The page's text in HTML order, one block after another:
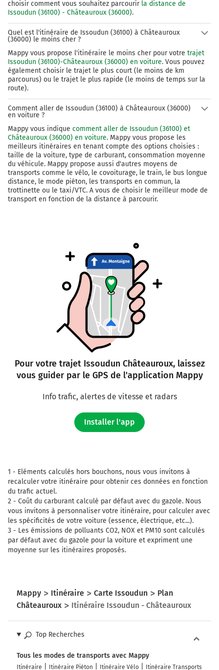
choisir comment vous souhaitez parcourir la distance de
Issoudun (36100) - Châteauroux (36000).
Quel est l'itinéraire de Issoudun (36100) à Châteauroux
(36000) le moins cher ?
Mappy vous propose l'itinéraire le moins cher pour votre trajet
Issoudun (36100)-Châteauroux (36000) en voiture. Vous pouvez
également choisir le trajet le plus court (le moins de km
parcourus) ou le trajet le plus rapide (le moins de temps sur la
route).
Comment aller de Issoudun (36100) à Châteauroux (36000)
en voiture ?
Mappy vous indique comment aller de Issoudun (36100) et
Châteauroux (36000) en voiture. Mappy vous propose les
meilleurs itinéraires en tenant compte des options choisies :
taille de la voiture, type de carburant, consommation moyenne
du véhicule. Mappy propose aussi d'autres moyens de
transports comme le vélo, le covoiturage, le train, le bus longue
distance, le mode piéton, les transports en commun, la
trottinette ou le taxi/VTC. A vous de choisir le meilleur mode de
transport en fonction de la distance à parcourir.
Pour votre trajet Issoudun Châteauroux, laissez
vous guider par le GPS de l'application Mappy
Info trafic, alertes de vitesse et radars
Installer l'app
1 - Eléments calculés hors bouchons, nous vous invitons à
recalculer votre itinéraire pour obtenir ces données en fonction
du trafic actuel.
2 - Coût du carburant calculé par défaut avec du gazole. Nous
vous invitons à personnaliser votre itinéraire, pour calculer avec
les spécificités de votre voiture (essence, électrique, etc...).
3 - Les émissions de polluants CO2, NOX et PM10 sont calculés
par défaut avec du gazole pour la voiture et expriment une
moyenne sur les itinéraires proposés.
Mappy Itinéraire Carte Issoudun
Plan
Châteauroux
Itinéraire Issoudun - Châteauroux
Top Recherches
Tous les modes de transports avec Mappy
Itinéraire Itinéraire Piéton Itinéraire Vélo
Itinéraire Transports